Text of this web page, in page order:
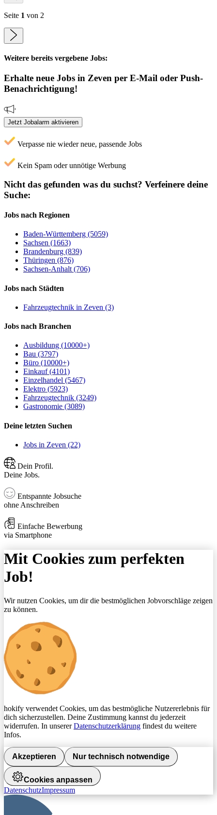
Seite 1 von 2
Weitere bereits vergebene Jobs:
Erhalte neue Jobs in Zeven per E-Mail oder Push-
Benachrichtigung!
Jetzt Jobalarm aktivieren
Verpasse nie wieder neue, passende Jobs
Kein Spam oder unnötige Werbung
Nicht das gefunden was du suchst? Verfeinere deine
Suche:
Jobs nach Regionen
Baden-Württemberg (5059)
Sachsen (1663)
Brandenburg (839)
Thüringen (876)
Sachsen-Anhalt (706)
Jobs nach Städten
Fahrzeugtechnik in Zeven (3)
Jobs nach Branchen
Ausbildung (10000+)
Bau (3797)
Büro (10000+)
Einkauf (4101)
Einzelhandel (5467)
Elektro (5923)
Fahrzeugtechnik (3249)
Gastronomie (3089)
Deine letzten Suchen
Jobs in Zeven (22)
Dein Profil.
Deine Jobs.
Entspannte Jobsuche
ohne Anschreiben
Einfache Bewerbung
via Smartphone
Mit Cookies zum perfekten
Job!
Wir nutzen Cookies, um dir die bestmöglichen Jobvorschläge zeigen
zu können.
hokify verwendet Cookies, um das bestmögliche Nutzererlebnis für
dich sicherzustellen. Deine Zustimmung kannst du jederzeit
widerrufen. In unsererDatenschutzerklärung findest du weitere
Infos.
Akzeptieren Nur technisch notwendige
Cookies anpassen
DatenschutzImpressum